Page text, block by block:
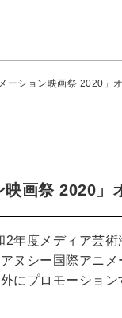
ーション映画祭 2020」
映画祭 2020」
年度メディア芸
ヌシー国際アニ
にプロモーショ